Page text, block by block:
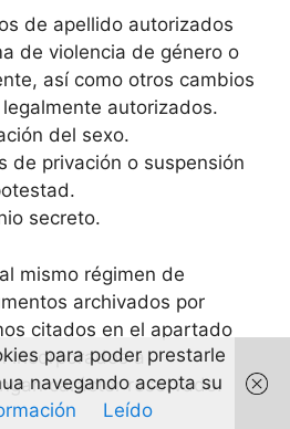
de apellido autorizados
de violencia de género o
así como otros cambios
autorizados.
del sexo.
de privación o suspensión
secreto.
mismo régimen de
archivados por
citados en el apartado
incorporados a
carácter reservado.
para poder prestarle
navegando acepta su
Leído